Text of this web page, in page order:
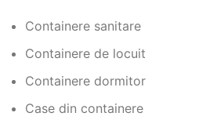
Containere sanitare
Containere de locuit
Containere dormitor
Case din containere